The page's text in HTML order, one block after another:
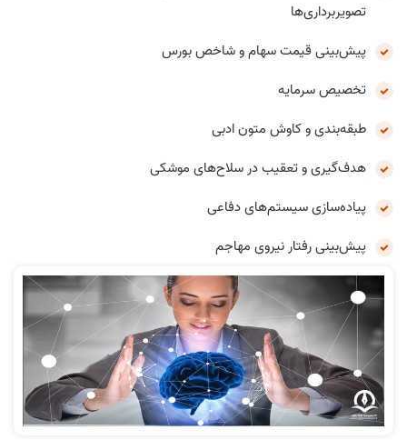
تصویربرداری‌ها
پیش‌بینی قیمت سهام و شاخص بورس
تخصیص سرمایه
طبقه‌بندی و کاوش متون ادبی
هدف‌گیری و تعقیب در سلاح‌های موشکی
پیاده‌سازی سیستم‌های دفاعی
پیش‌بینی رفتار نیروی مهاجم